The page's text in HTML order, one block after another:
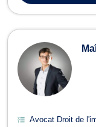
Avocat Droit de